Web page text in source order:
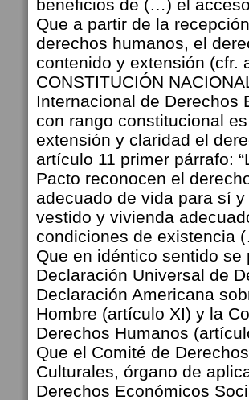
beneficios de (…) el
Que a partir de la
derechos humanos, el
contenido y extensión (cfr.
CONSTITUCIÓN
Internacional de Derechos
con rango constitucional
extensión y claridad el
artículo 11 primer párrafo:
Pacto reconocen el
adecuado de vida para sí
vestido y vivienda
condiciones de existencia
Que en idéntico sentido
Declaración Universal de
Declaración Americana
Hombre (artículo XI) y la
Derechos Humanos
Que el Comité de
Culturales, órgano de
Derechos Económicos